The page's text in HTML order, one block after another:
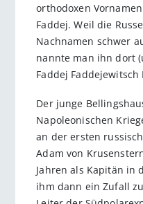
orthodoxen
Faddej. Weil die
Nachnamen schwer
nannte man ihn dort
Faddej Faddejewitsch
Der junge
Napoleonischen
an der ersten
Adam von
Jahren als Kapitän in
ihm dann ein Zufall